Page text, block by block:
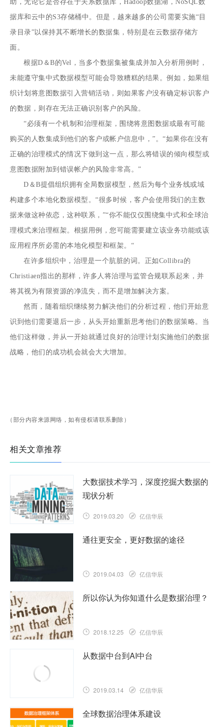
助，无论它是否存在于关系数据库，Hadoop数据湖，NoSQL数
据库和云中的S3存储桶中。但是，越来越多的公司需要实施“目
录目录”以保持其不断增长的数据集，特别是在云数据存储方
面。
根据D＆B的Vel，当多个数据集被集成并加入分析用例时，
未能遵守集中式数据模型可能会导致糟糕的结果。例如，如果组
织计划将意图数据引入营销活动，则如果客户没有确定标识客户
的数据，则存在无法正确识别客户的风险。
“必须有一个机制和治理框架，围绕将意图数据或最有可能
购买的人数集成到他们的客户或帐户信息中，”。“如果你在没有
正确的治理模式的情况下做到这一点，那么将错误的倾向模型或
意图数据附加到错误帐户的风险非常高。”
D＆B提倡组织拥有全局数据模型，然后为每个业务线或域
构建多个本地化数据模型。“很多时候，客户会使用我们的主数
据来做这种依恋，这种联系，”“你不能仅仅围绕集中式和全球治
理模式来治理框架。根据用例，您可能需要建立该业务功能或该
应用程序所必需的本地化模型和框架。“
在许多组织中，治理是一个肮脏的词。正如Collibra的
Christiaen指出的那样，许多人将治理与监管合规联系起来，并
将其视为有限资源的净流失，而不是增加解决方案。
然而，随着组织继续努力解决他们的分析过程，他们开始意
识到他们需要退后一步，从头开始重新思考他们的数据策略。当
他们这样做，并从一开始就通过良好的治理计划实施他们的数据
战略，他们的成功机会就会大大增加。
（部分内容来源网络，如有侵权请联系删除）
相关文章推荐
大数据技术学习，深度挖掘大数据的
现状分析
2019.03.20 亿信华辰
通往更安全，更好数据的途径
2019.04.03 亿信华辰
所以你认为你知道什么是数据治理？
2018.12.25 亿信华辰
从数据中台到AI中台
2019.03.14 亿信华辰
全球数据治理体系建设